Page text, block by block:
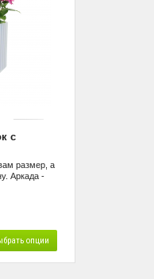
с
размер, а
Аркада -
опции